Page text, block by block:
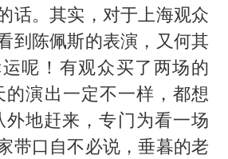
话。其实，对于上海观众
到陈佩斯的表演，又何其
呢！有观众买了两场的
的演出一定不一样，都想
外地赶来，专门为看一场
带口自不必说，垂暮的老